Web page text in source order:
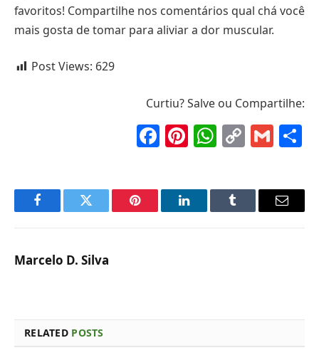
favoritos! Compartilhe nos comentários qual chá você
mais gosta de tomar para aliviar a dor muscular.
Post Views: 629
Curtiu? Salve ou Compartilhe:
Facebook
Pinterest
Copy
FacebookTwitter Pinterest LinkedInTumblr Email
Marcelo D. Silva
RELATED POSTS